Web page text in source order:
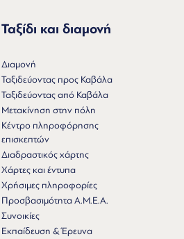
Ταξίδι και διαμονή
Διαμονή
Ταξιδεύοντας προς Καβάλα
Ταξιδεύοντας από Καβάλα
Μετακίνηση στην πόλη
Κέντρο πληροφόρησης
επισκεπτών
Διαδραστικός χάρτης
Χάρτες και έντυπα
Χρήσιμες πληροφορίες
Προσβασιμότητα Α.Μ.Ε.Α.
Συνοικίες
Εκπαίδευση & Έρευνα